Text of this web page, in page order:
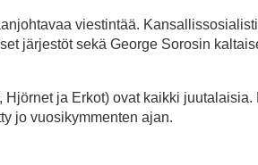
viestintää.
järjestöt sekä George Sorosin
ja Erkot) ovat kaikki juutalaisia.
jo vuosikymmenten ajan.